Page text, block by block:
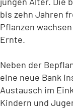
bis zehn Jahren
Pflanzen
Ernte.
Neben der
eine neue Bank
Austausch im
Kindern und